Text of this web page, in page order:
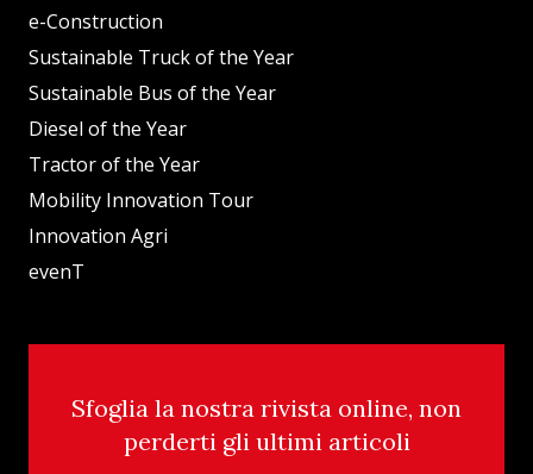
e-Construction
Sustainable Truck of the Year
Sustainable Bus of the Year
Diesel of the Year
Tractor of the Year
Mobility Innovation Tour
Innovation Agri
evenT
Sfoglia la nostra rivista online, non
perderti gli ultimi articoli